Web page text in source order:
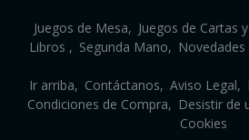
Juegos de Mesa Juegos de Cartas
Libros
Segunda Mano
Ir arriba Contáctanos Aviso Legal
Condiciones de Compra
Desistir de
Cookies